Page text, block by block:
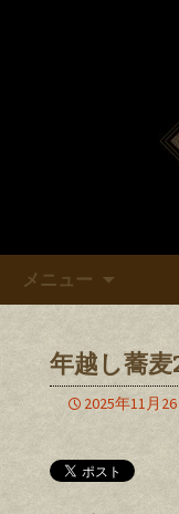
甚五郎の
甚五郎から
メニュー
年越し蕎
2025年11月